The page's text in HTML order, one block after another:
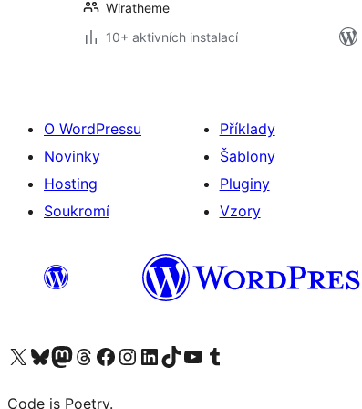
Wiratheme
10+ aktivních instalací
O WordPressu
Novinky
Hosting
Soukromí
Příklady
Šablony
Pluginy
Vzory
Navštivte náš účet na X (dříve Twitter)
Navštivte náš Bluesky účetNavštivte náš účet Mastodon
Navštivte náš Threads účetNavštivte naši stránku na Facebooku
Navštivte náš Instagram účetNavštivte náš LinkedIn účetNavštivte náš TikTok účetNavštivte náš YouTube kanálNavštivte náš Tumblr účet
Code is Poetry.